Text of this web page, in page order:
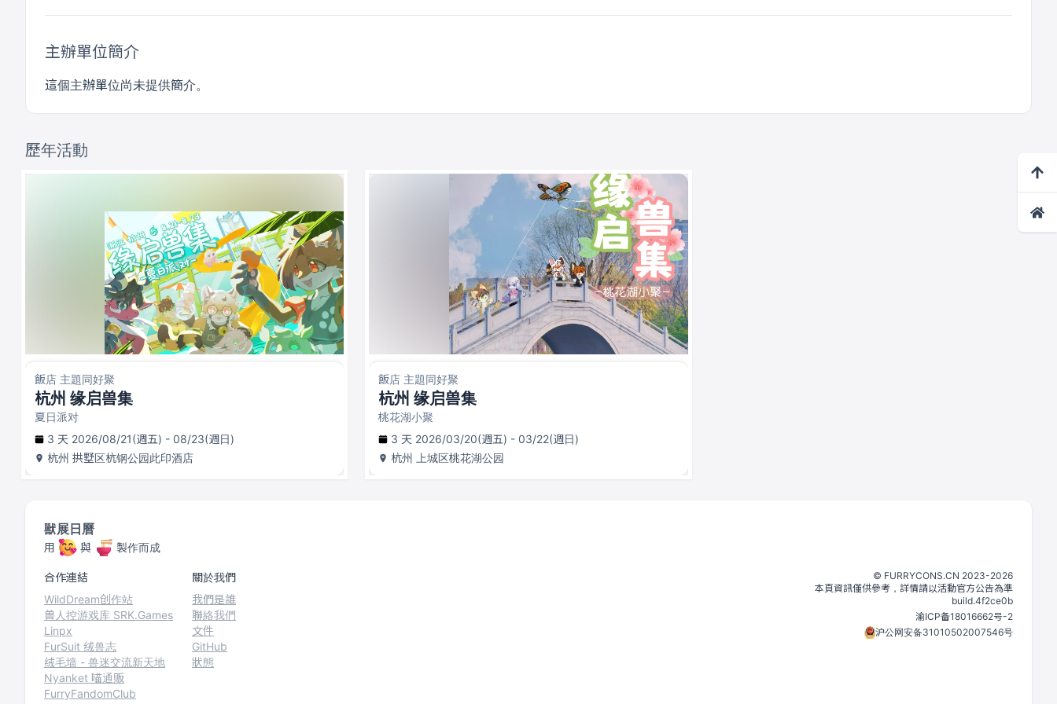
主辦單位簡介
這個主辦單位尚未提供簡介。
歷年活動
飯店 主題同好聚
杭州 缘启兽集
夏日派对
3 天 2026/08/21(週五) - 08/23(週日)
杭州 拱墅区杭钢公园此印酒店
飯店 主題同好聚
杭州 缘启兽集
桃花湖小聚
3 天 2026/03/20(週五) - 03/22(週日)
杭州
上城区桃花湖公园
獸展日曆
用 與 製作而成
合作連結
WildDream创作站
兽人控游戏库 SRK.Games
Linpx
FurSuit 绒兽志
绒毛墙 - 兽迷交流新天地
Nyanket 喵通贩
FurryFandomClub
關於我們
我們是誰
聯絡我們
文件
GitHub
狀態
©️ FURRYCONS.CN 2023-2026
本頁資訊僅供參考，詳情請以活動官方公告為準
build.4f2ce0b
渝ICP备18016662号-2
沪公网安备31010502007546号